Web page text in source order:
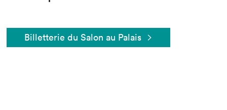
Billetterie du Salon au Palais